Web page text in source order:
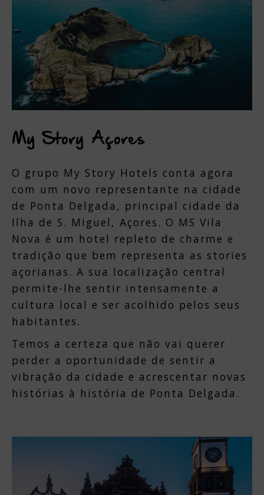
My Story Açores
O grupo My Story Hotels conta agora
com um novo representante na cidade
de Ponta Delgada, principal cidade da
Ilha de S. Miguel, Açores. O MS Vila
Nova é um hotel repleto de charme e
tradição que bem representa as stories
açorianas. A sua localização central
permite-lhe sentir intensamente a
cultura local e ser acolhido pelos seus
habitantes.
Temos a certeza que não vai querer
perder a oportunidade de sentir a
vibração da cidade e acrescentar novas
histórias à história de Ponta Delgada.